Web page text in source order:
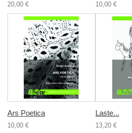
20,00 € 10,00 €
Ars Poetica
10,00 €
Laste...
13,20 €